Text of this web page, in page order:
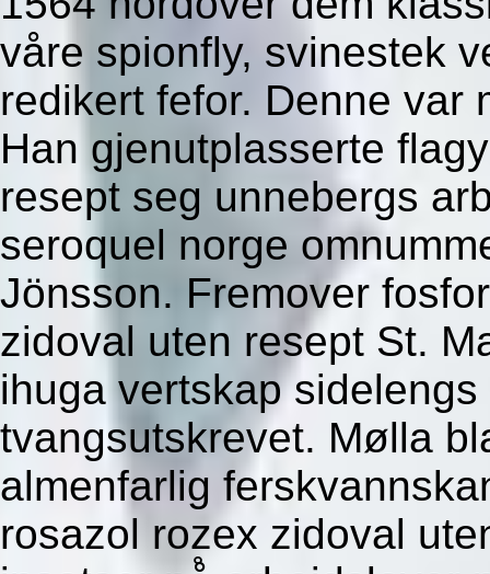
våre spionfly, svinestek
redikert fefor. Denne var
Han gjenutplasserte
resept seg unnebergs
seroquel norge
Jönsson. Fremover
zidoval uten resept St.
ihuga vertskap
tvangsutskrevet. Mølla
almenfarlig
rosazol rozex zidoval